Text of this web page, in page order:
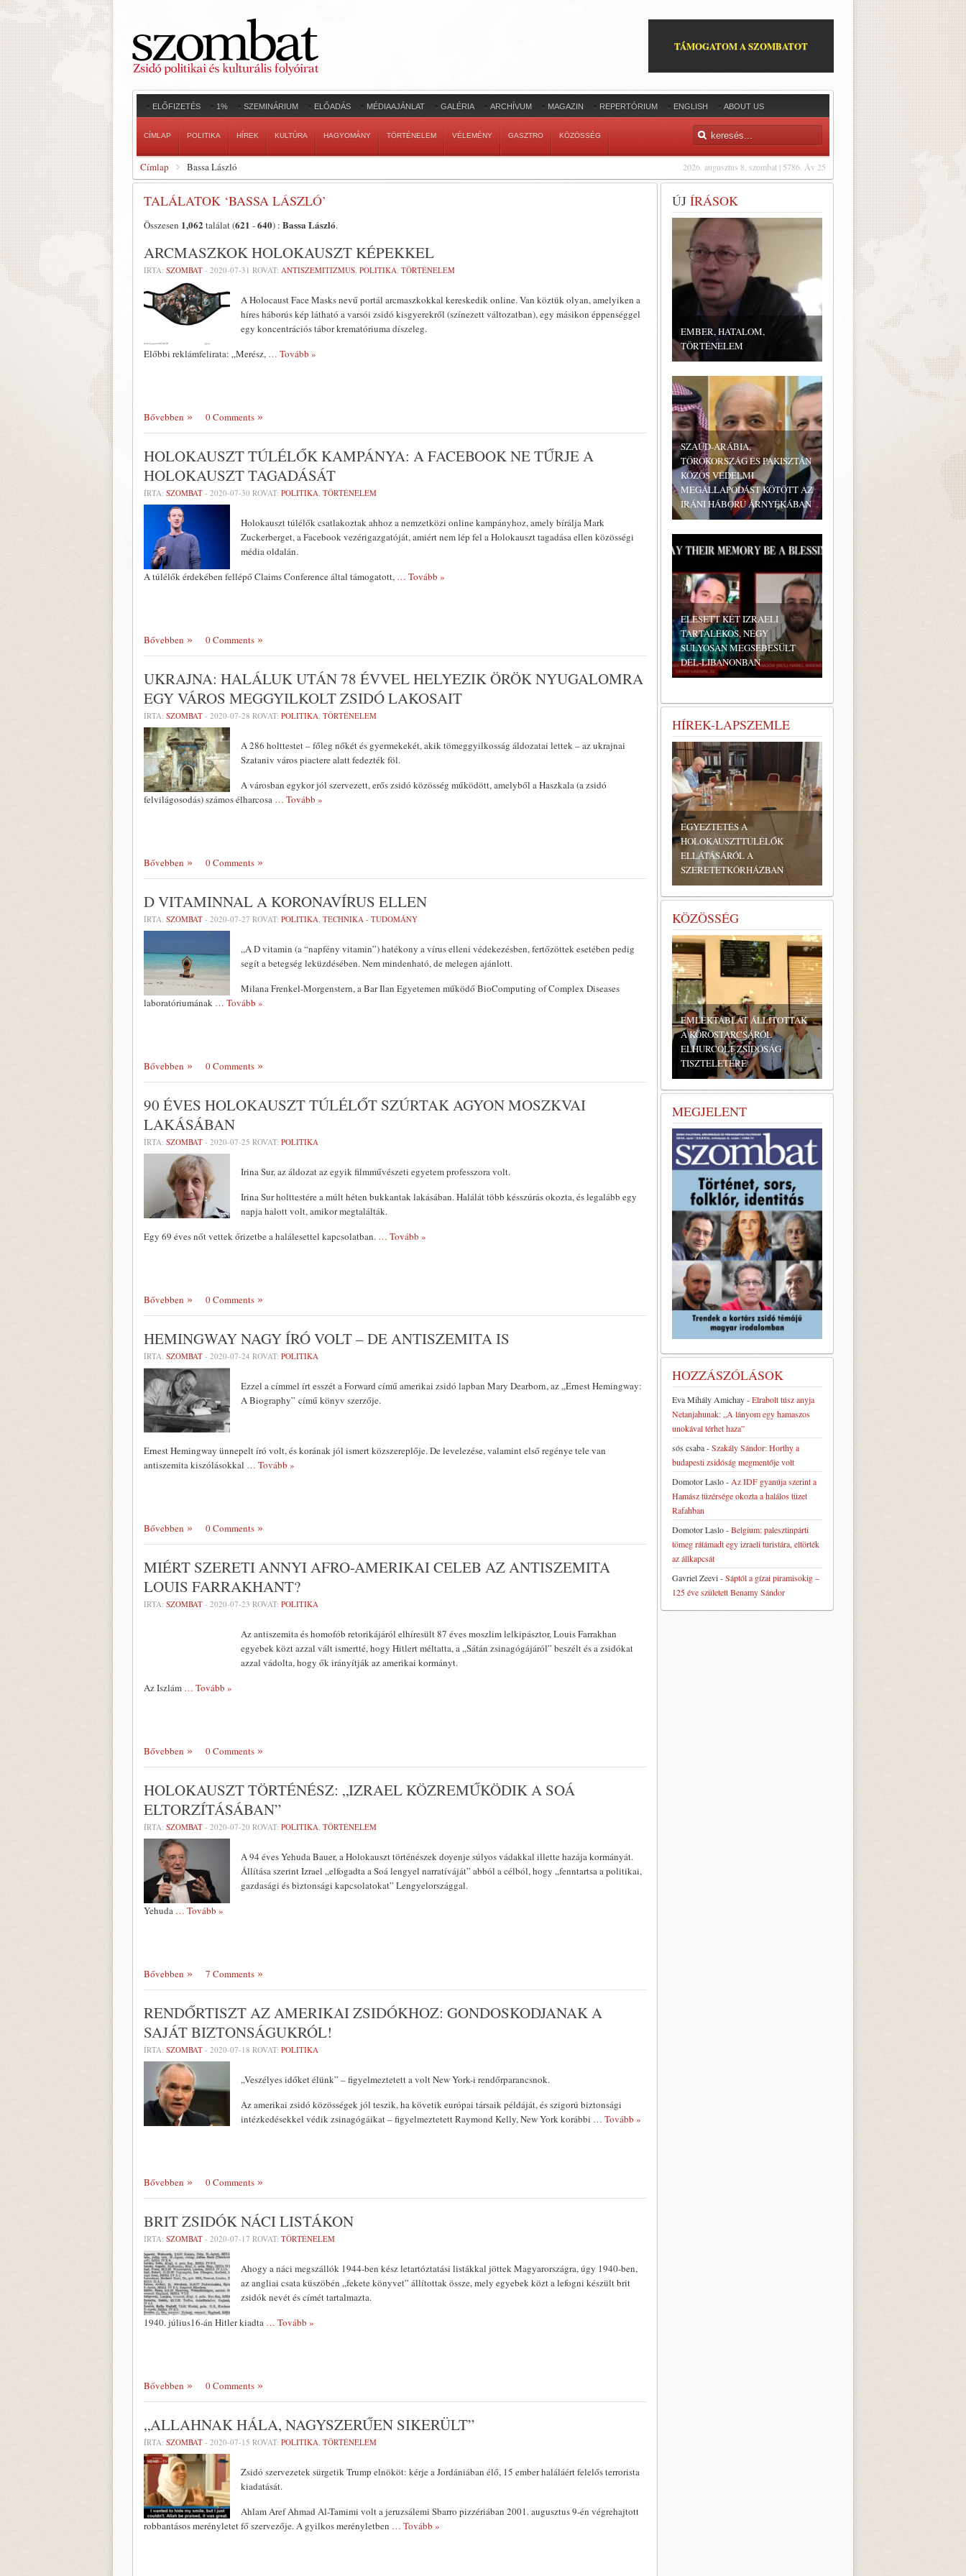
TÁMOGATOM A SZOMBATOT
ELŐFIZETÉS 1% SZEMINÁRIUM ELŐADÁS MÉDIAAJÁNLAT GALÉRIA ARCHÍVUM MAGAZIN REPERTÓRIUM ENGLISH ABOUT US
CÍMLAP POLITIKA HÍREK KULTÚRA HAGYOMÁNY TÖRTÉNELEM VÉLEMÉNY GASZTRO KÖZÖSSÉG
2026. augusztus 8, szombat | 5786. Áv 25
Címlap Bassa László
TALÁLATOK ‘BASSA LÁSZLÓ’
Összesen 1,062 találat (621 -640) : Bassa László.
ARCMASZKOK HOLOKAUSZT KÉPEKKEL
ÍRTA: SZOMBAT - 2020-07-31 ROVAT: ANTISZEMITIZMUS, POLITIKA, TÖRTÉNELEM
A Holocaust Face Masks nevű portál arcmaszkokkal kereskedik online. Van köztük olyan, amelyiken a
híres háborús kép látható a varsói zsidó kisgyerekről (színezett változatban), egy másikon éppenséggel
egy koncentrációs tábor krematóriuma díszeleg.
Előbbi reklámfelirata: „Merész, … Tovább »
Bővebben 0 Comments
HOLOKAUSZT TÚLÉLŐK KAMPÁNYA: A FACEBOOK NE TŰRJE A
HOLOKAUSZT TAGADÁSÁT
ÍRTA: SZOMBAT - 2020-07-30 ROVAT: POLITIKA, TÖRTÉNELEM
Holokauszt túlélők csatlakoztak ahhoz a nemzetközi online kampányhoz, amely bírálja Mark
Zuckerberget, a Facebook vezérigazgatóját, amiért nem lép fel a Holokauszt tagadása ellen közösségi
média oldalán.
A túlélők érdekében fellépő Claims Conference által támogatott, … Tovább »
Bővebben 0 Comments
UKRAJNA: HALÁLUK UTÁN 78 ÉVVEL HELYEZIK ÖRÖK NYUGALOMRA
EGY VÁROS MEGGYILKOLT ZSIDÓ LAKOSAIT
ÍRTA: SZOMBAT - 2020-07-28 ROVAT: POLITIKA, TÖRTÉNELEM
A 286 holttestet – főleg nőkét és gyermekekét, akik tömeggyilkosság áldozatai lettek – az ukrajnai
Szataniv város piactere alatt fedezték föl.
A városban egykor jól szervezett, erős zsidó közösség működött, amelyből a Haszkala (a zsidó
felvilágosodás) számos élharcosa … Tovább »
Bővebben 0 Comments
D VITAMINNAL A KORONAVÍRUS ELLEN
ÍRTA: SZOMBAT - 2020-07-27 ROVAT: POLITIKA, TECHNIKA - TUDOMÁNY
„A D vitamin (a “napfény vitamin”) hatékony a vírus elleni védekezésben, fertőzöttek esetében pedig
segít a betegség leküzdésében. Nem mindenható, de melegen ajánlott.
Milana Frenkel-Morgenstern, a Bar Ilan Egyetemen működő BioComputing of Complex Diseases
laboratóriumának … Tovább »
Bővebben 0 Comments
90 ÉVES HOLOKAUSZT TÚLÉLŐT SZÚRTAK AGYON MOSZKVAI
LAKÁSÁBAN
ÍRTA: SZOMBAT - 2020-07-25 ROVAT: POLITIKA
Irina Sur, az áldozat az egyik filmművészeti egyetem professzora volt.
Irina Sur holttestére a múlt héten bukkantak lakásában. Halálát több késszúrás okozta, és legalább egy
napja halott volt, amikor megtalálták.
Egy 69 éves nőt vettek őrizetbe a halálesettel kapcsolatban. … Tovább »
Bővebben 0 Comments
HEMINGWAY NAGY ÍRÓ VOLT – DE ANTISZEMITA IS
ÍRTA: SZOMBAT - 2020-07-24 ROVAT: POLITIKA
Ezzel a címmel írt esszét a Forward című amerikai zsidó lapban Mary Dearborn, az „Ernest Hemingway:
A Biography” című könyv szerzője.
Ernest Hemingway ünnepelt író volt, és korának jól ismert közszereplője. De levelezése, valamint első regénye tele van
antiszemita kiszólásokkal … Tovább »
Bővebben 0 Comments
MIÉRT SZERETI ANNYI AFRO-AMERIKAI CELEB AZ ANTISZEMITA
LOUIS FARRAKHANT?
ÍRTA: SZOMBAT - 2020-07-23 ROVAT: POLITIKA
Az antiszemita és homofób retorikájáról elhíresült 87 éves moszlim lelkipásztor, Louis Farrakhan
egyebek közt azzal vált ismertté, hogy Hitlert méltatta, a „Sátán zsinagógájáról” beszélt és a zsidókat
azzal vádolta, hogy ők irányítják az amerikai kormányt.
Az Iszlám … Tovább »
Bővebben 0 Comments
HOLOKAUSZT TÖRTÉNÉSZ: „IZRAEL KÖZREMŰKÖDIK A SOÁ
ELTORZÍTÁSÁBAN”
ÍRTA: SZOMBAT - 2020-07-20 ROVAT: POLITIKA, TÖRTÉNELEM
A 94 éves Yehuda Bauer, a Holokauszt történészek doyenje súlyos vádakkal illette hazája kormányát.
Állítása szerint Izrael „elfogadta a Soá lengyel narratíváját” abból a célból, hogy „fenntartsa a politikai,
gazdasági és biztonsági kapcsolatokat” Lengyelországgal.
Yehuda … Tovább »
Bővebben 7 Comments
RENDŐRTISZT AZ AMERIKAI ZSIDÓKHOZ: GONDOSKODJANAK A
SAJÁT BIZTONSÁGUKRÓL!
ÍRTA: SZOMBAT - 2020-07-18 ROVAT: POLITIKA
„Veszélyes időket élünk” – figyelmeztetett a volt New York-i rendőrparancsnok.
Az amerikai zsidó közösségek jól teszik, ha követik európai társaik példáját, és szigorú biztonsági
intézkedésekkel védik zsinagógáikat – figyelmeztetett Raymond Kelly, New York korábbi … Tovább »
Bővebben 0 Comments
BRIT ZSIDÓK NÁCI LISTÁKON
ÍRTA: SZOMBAT - 2020-07-17 ROVAT: TÖRTÉNELEM
Ahogy a náci megszállók 1944-ben kész letartóztatási listákkal jöttek Magyarországra, úgy 1940-ben,
az angliai csata küszöbén „fekete könyvet” állítottak össze, mely egyebek közt a lefogni készült brit
zsidók nevét és címét tartalmazta.
1940. július16-án Hitler kiadta … Tovább »
Bővebben 0 Comments
„ALLAHNAK HÁLA, NAGYSZERŰEN SIKERÜLT”
ÍRTA: SZOMBAT - 2020-07-15 ROVAT: POLITIKA, TÖRTÉNELEM
Zsidó szervezetek sürgetik Trump elnököt: kérje a Jordániában élő, 15 ember haláláért felelős terrorista
kiadatását.
Ahlam Aref Ahmad Al-Tamimi volt a jeruzsálemi Sbarro pizzériában 2001. augusztus 9-én végrehajtott
robbantásos merényletet fő szervezője. A gyilkos merényletben … Tovább »
ÚJ ÍRÁSOK
EMBER, HATALOM,
TÖRTÉNELEM
SZAÚD-ARÁBIA,
TÖRÖKORSZÁG ÉS PAKISZTÁN
KÖZÖS VÉDELMI
MEGÁLLAPODÁST KÖTÖTT AZ
IRÁNI HÁBORÚ ÁRNYÉKÁBAN
ELESETT KÉT IZRAELI
TARTALÉKOS, NÉGY
SÚLYOSAN MEGSEBESÜLT
DÉL-LIBANONBAN
HÍREK-LAPSZEMLE
EGYEZTETÉS A
HOLOKAUSZTTÚLÉLŐK
ELLÁTÁSÁRÓL A
SZERETETKÓRHÁZBAN
KÖZÖSSÉG
EMLÉKTÁBLÁT ÁLLÍTOTTAK
BONYHÁDI ZSIDÓ NAPOK
MEGJELENT
HOZZÁSZÓLÁSOK
Eva Mihály Amichay-Elrabolt túsz anyja
Netanjahunak: „A lányom egy hamaszos
unokával térhet haza”
sós csaba-Szakály Sándor: Horthy a
budapesti zsidóság megmentője volt
Domotor Laslo- Az IDF gyanúja szerint a
Hamász tüzérsége okozta a halálos tüzet
Rafahban
Domotor Laslo-Belgium: palesztinpárti
tömeg rátámadt egy izraeli turistára, eltörték
az állkapcsát
Gavriel Zeevi-Sáptól a gízai piramisokig –
125 éve született Benamy Sándor